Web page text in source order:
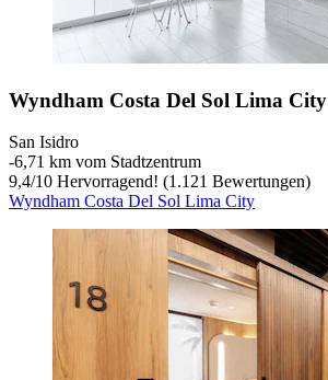
Wyndham Costa Del Sol Lima City
San Isidro
‐6,71 km vom Stadtzentrum
9,4/10 Hervorragend! (1.121 Bewertungen)
Wyndham Costa Del Sol Lima City